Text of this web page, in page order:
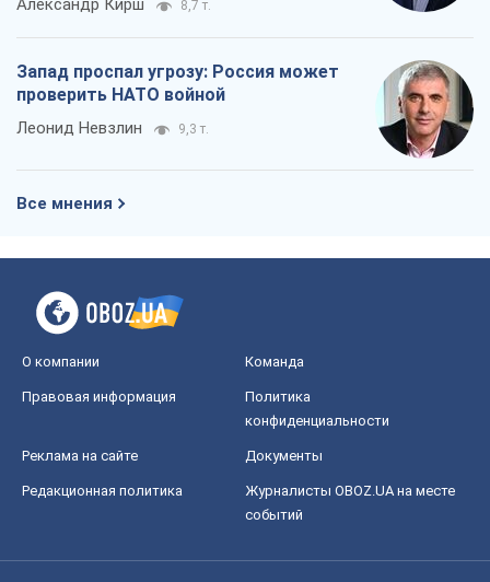
Александр Кирш 8,7 т.
Запад проспал угрозу: Россия может
проверить НАТО войной
Леонид Невзлин 9,3 т.
Все мнения
О компании Команда
Правовая информация
Политика
конфиденциальности
Реклама на сайте Документы
Редакционная политика
Журналисты OBOZ.UA на месте
событий